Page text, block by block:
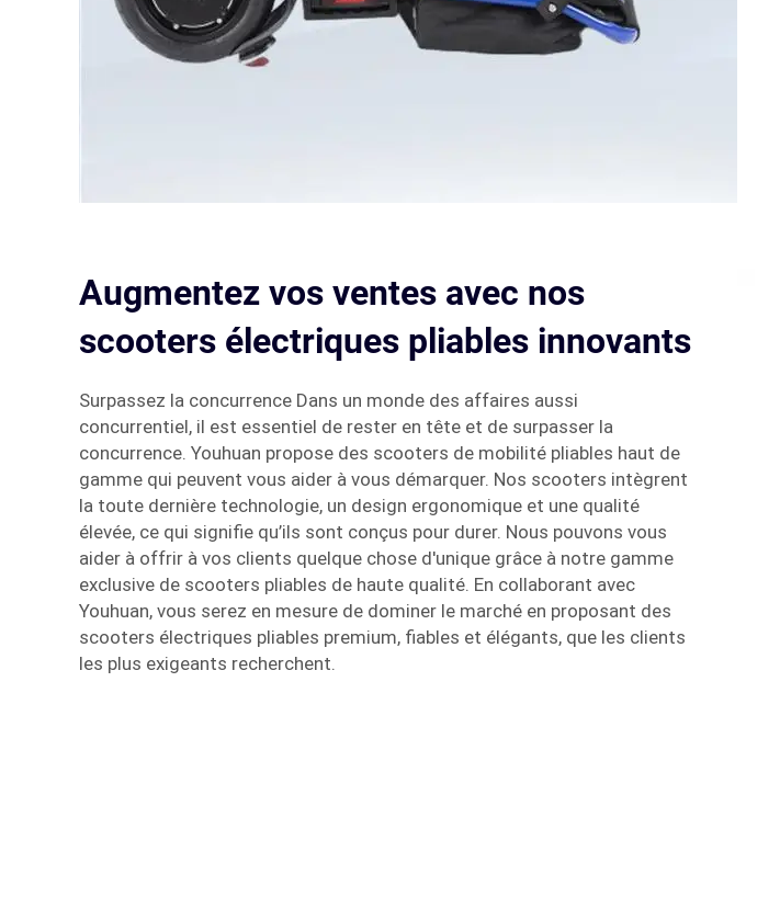
Augmentez vos ventes avec nos
scooters électriques pliables innovants
Surpassez la concurrence Dans un monde des affaires aussi
concurrentiel, il est essentiel de rester en tête et de surpasser la
concurrence. Youhuan propose des scooters de mobilité pliables haut de
gamme qui peuvent vous aider à vous démarquer. Nos scooters intègrent
la toute dernière technologie, un design ergonomique et une qualité
élevée, ce qui signifie qu’ils sont conçus pour durer. Nous pouvons vous
aider à offrir à vos clients quelque chose d'unique grâce à notre gamme
exclusive de scooters pliables de haute qualité. En collaborant avec
Youhuan, vous serez en mesure de dominer le marché en proposant des
scooters électriques pliables premium, fiables et élégants, que les clients
les plus exigeants recherchent.